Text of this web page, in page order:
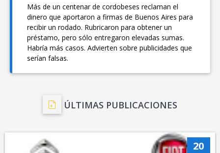
Más de un centenar de cordobeses reclaman el
dinero que aportaron a firmas de Buenos Aires para
recibir un rodado. Rubricaron para obtener un
préstamo, pero sólo entregaron elevadas sumas.
Habría más casos. Advierten sobre publicidades que
serían falsas.
ÚLTIMAS PUBLICACIONES
20